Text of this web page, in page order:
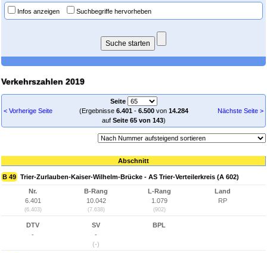
Infos anzeigen Suchbegriffe hervorheben
Verkehrszahlen 2019
< Vorherige Seite
Seite
(Ergebnisse 6.401- 6.500von 14.284
auf Seite 65 von 143)
Nächste Seite >
Abschnitt
B 49 Trier-Zurlauben-Kaiser-Wilhelm-Brücke - AS Trier-Verteilerkreis (A 602)
Nr.
6.401
(6.403)
B-Rang
10.042
(7.638)
L-Rang
1.079
(902)
Land
RP
DTV
-
SV
-
(-)
BPL